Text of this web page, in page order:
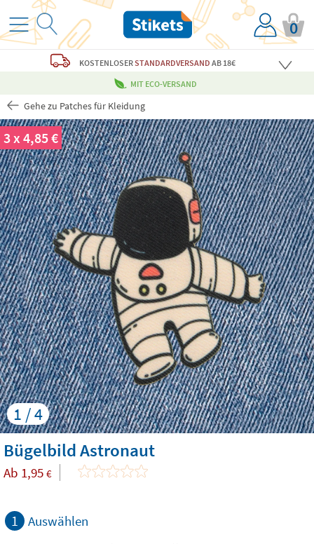
0
KOSTENLOSERSTANDARDVERSAND AB 18€
MIT ECO-VERSAND
Gehe zu Patches für Kleidung
1 / 4
3 x 4,85 €
Bügelbild Astronaut
Ab 1,95 €
1 Auswählen